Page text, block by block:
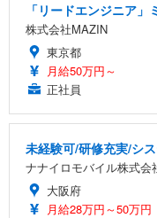
「リードエンジニア
株式会社MAZIN
東京都
月給50万円～
正社員
未経験可/研修充実/シ
ナナイロモバイル株式会
大阪府
月給28万円～50万円